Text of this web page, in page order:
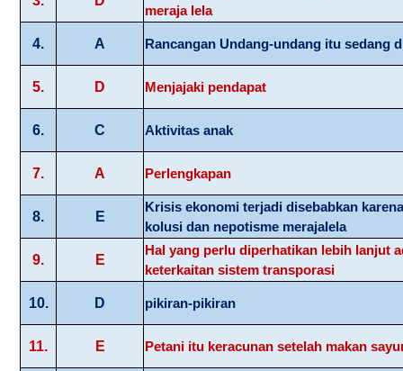
meraja lela
4. A Rancangan Undang-undang itu sedang
5. D Menjajaki pendapat
6. C Aktivitas anak
7. A Perlengkapan
8. E
Krisis ekonomi terjadi disebabkan
kolusi dan nepotisme merajalela
9. E
Hal yang perlu diperhatikan lebih lanjut
keterkaitan sistem transporasi
10. D pikiran-pikiran
11. E Petani itu keracunan setelah makan